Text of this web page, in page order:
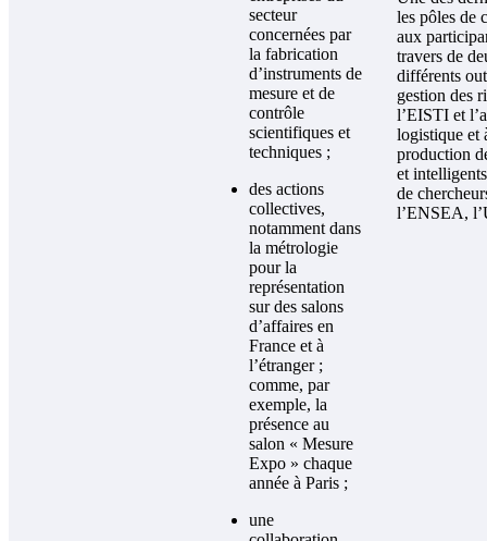
secteur
concernées par
la fabrication
d’instruments de
mesure et de
contrôle
scientifiques et
techniques ;
des actions
collectives,
notamment dans
la métrologie
pour la
représentation
sur des salons
d’affaires en
France et à
l’étranger ;
comme, par
exemple, la
présence au
salon « Mesure
Expo » chaque
année à Paris ;
une
les pôles de
aux
travers de
différents
gestion des
l’EISTI et
logistique et
production
et
de
l’ENSEA,